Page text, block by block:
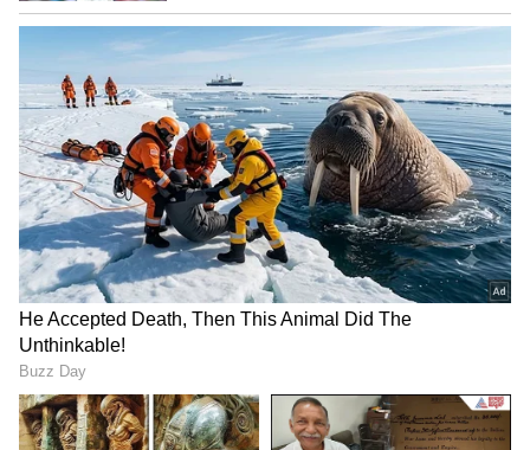
ನಮ್ಮ ಅಭಿಪ್ರಾಯವಾಗಿತ್ತು ಎಂದು ಹೇಳಿದ್ದಾರೆ.